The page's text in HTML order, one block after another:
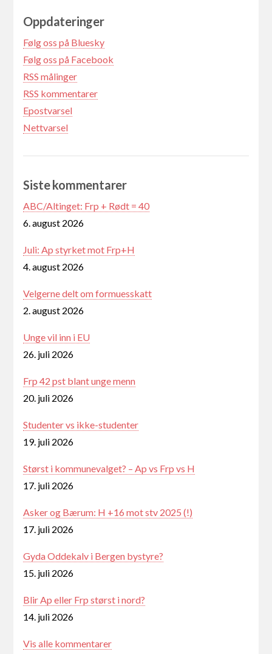
Oppdateringer
Følg oss på Bluesky
Følg oss på Facebook
RSS målinger
RSS kommentarer
Epostvarsel
Nettvarsel
Siste kommentarer
ABC/Altinget: Frp + Rødt = 40
6. august 2026
Juli: Ap styrket mot Frp+H
4. august 2026
Velgerne delt om formuesskatt
2. august 2026
Unge vil inn i EU
26. juli 2026
Frp 42 pst blant unge menn
20. juli 2026
Studenter vs ikke-studenter
19. juli 2026
Størst i kommunevalget? – Ap vs Frp vs H
17. juli 2026
Asker og Bærum: H +16 mot stv 2025 (!)
17. juli 2026
Gyda Oddekalv i Bergen bystyre?
15. juli 2026
Blir Ap eller Frp størst i nord?
14. juli 2026
Vis alle kommentarer